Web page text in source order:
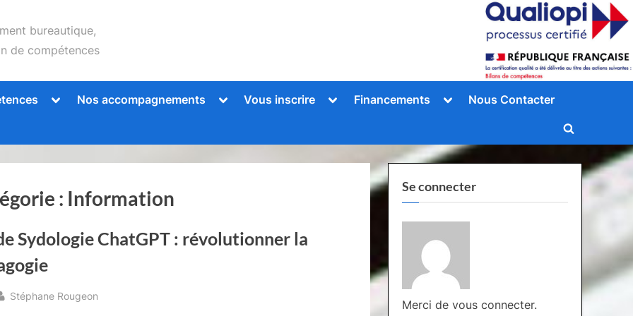
bureautique,
de compétences
ToggleNos accompagnements
ToggleVous inscrire
ToggleFinancements
ToggleNous Contacter
Toggle
search
form
: Information
Sydologie ChatGPT : révolutionner la
By
Stéphane Rougeon
Se connecter
Merci de vous connecter.